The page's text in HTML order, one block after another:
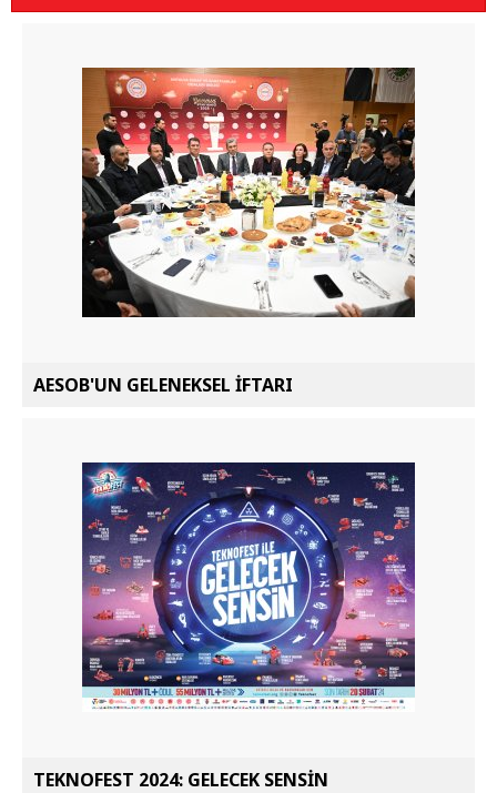
AESOB'UN GELENEKSEL İFTARI
TEKNOFEST 2024: GELECEK SENSİN